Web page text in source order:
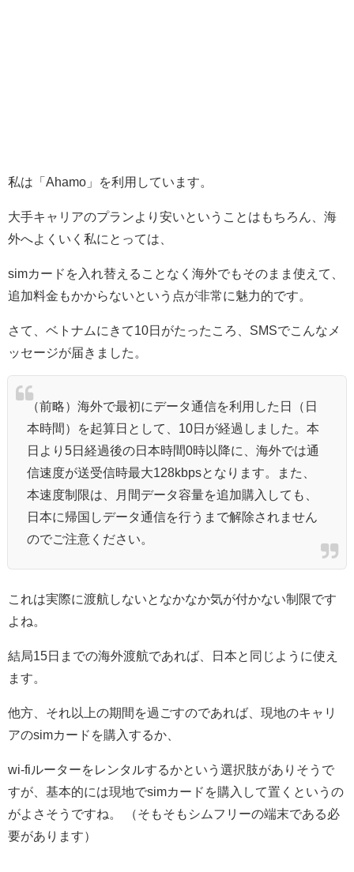
私は「Ahamo」を利用しています。
大手キャリアのプランより安いということはもちろん、海
外へよくいく私にとっては、
simカードを入れ替えることなく海外でもそのまま使えて、
追加料金もかからないという点が非常に魅力的です。
さて、ベトナムにきて10日がたったころ、SMSでこんなメ
ッセージが届きました。
（前略）海外で最初にデータ通信を利用した日（日
本時間）を起算日として、10日が経過しました。本
日より5日経過後の日本時間0時以降に、海外では通
信速度が送受信時最大128kbpsとなります。また、
本速度制限は、月間データ容量を追加購入しても、
日本に帰国しデータ通信を行うまで解除されません
のでご注意ください。
これは実際に渡航しないとなかなか気が付かない制限です
よね。
結局15日までの海外渡航であれば、日本と同じように使え
ます。
他方、それ以上の期間を過ごすのであれば、現地のキャリ
アのsimカードを購入するか、
wi-fiルーターをレンタルするかという選択肢がありそうで
すが、基本的には現地でsimカードを購入して置くというの
がよさそうですね。 （そもそもシムフリーの端末である必
要があります）